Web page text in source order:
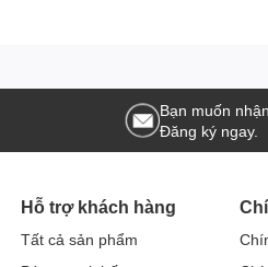
cảnh thường thấy ở những sân
Bạn muốn
Đăng ký ngay.
Hỗ trợ khách hàng
Tất cả sản phẩm